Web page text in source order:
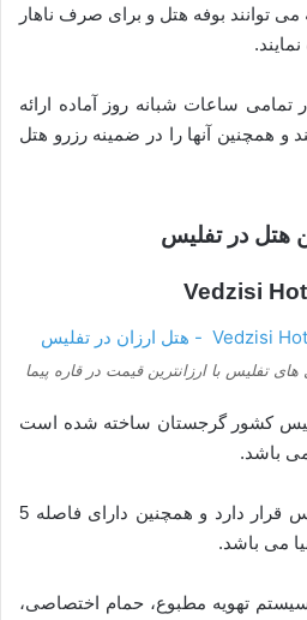
توانند بوفه هتل و برای صرف ناهار
در تمامی ساعات شبانه روز آماده ارائه
همچنین آنها را در ضمینه رزرو هتل
هتل در تفلیس
تفلیس با ارزانترین قیمت در قاره پیما
شهر تفلیس کشور گرجستان ساخته شده است
می باشد.
این هتل در شمال شهر تفلیس قرار دارد و همچنین دارای فاصله 5
می باشد.
تهویه مطبوع، حمام اختصاصی،